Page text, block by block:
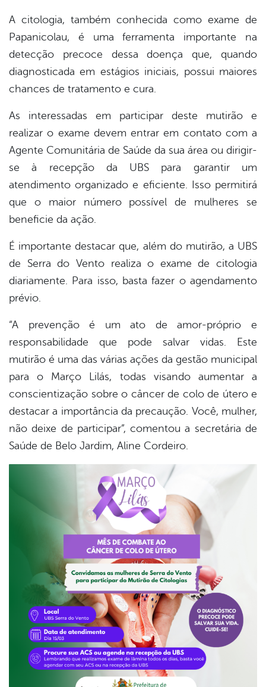
A citologia, também conhecida como exame de
Papanicolau, é uma ferramenta importante na
detecção precoce dessa doença que, quando
diagnosticada em estágios iniciais, possui maiores
chances de tratamento e cura.
As interessadas em participar deste mutirão e
realizar o exame devem entrar em contato com a
Agente Comunitária de Saúde da sua área ou dirigir-
se à recepção da UBS para garantir um
atendimento organizado e eficiente. Isso permitirá
que o maior número possível de mulheres se
beneficie da ação.
É importante destacar que, além do mutirão, a UBS
de Serra do Vento realiza o exame de citologia
diariamente. Para isso, basta fazer o agendamento
prévio.
“A prevenção é um ato de amor-próprio e
responsabilidade que pode salvar vidas. Este
mutirão é uma das várias ações da gestão municipal
para o Março Lilás, todas visando aumentar a
conscientização sobre o câncer de colo de útero e
destacar a importância da precaução. Você, mulher,
não deixe de participar”, comentou a secretária de
Saúde de Belo Jardim, Aline Cordeiro.